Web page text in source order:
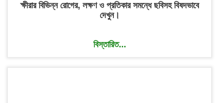
ক্ষীরার বিভিন্ন রোগের, লক্ষণ ও প্রতিকার সমন্ধে ছবিসহ বিষদভাবে
দেখুন।
বিস্তারিত...